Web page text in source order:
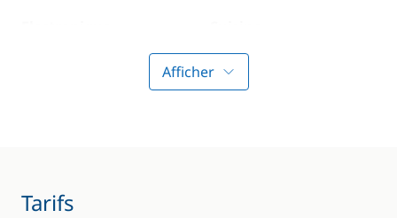
Lecteur de cartes
Réfrigérateur
Afficher
Tarifs